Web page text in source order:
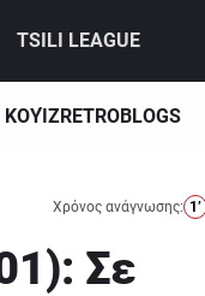
TSILI LEAGUE
RETROBLOGS
Σε
Χρόνος ανάγνωσης: 1’